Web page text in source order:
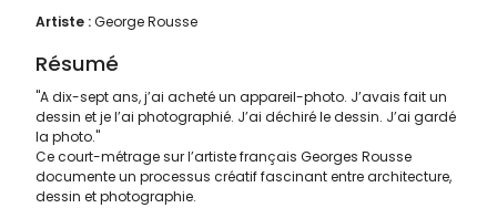
Artiste :George Rousse
Résumé
"A dix-sept ans, j’ai acheté un appareil-photo. J’avais fait un
dessin et je l’ai photographié. J’ai déchiré le dessin. J’ai gardé
la photo."
Ce court-métrage sur l’artiste français Georges Rousse
documente un processus créatif fascinant entre architecture,
dessin et photographie.